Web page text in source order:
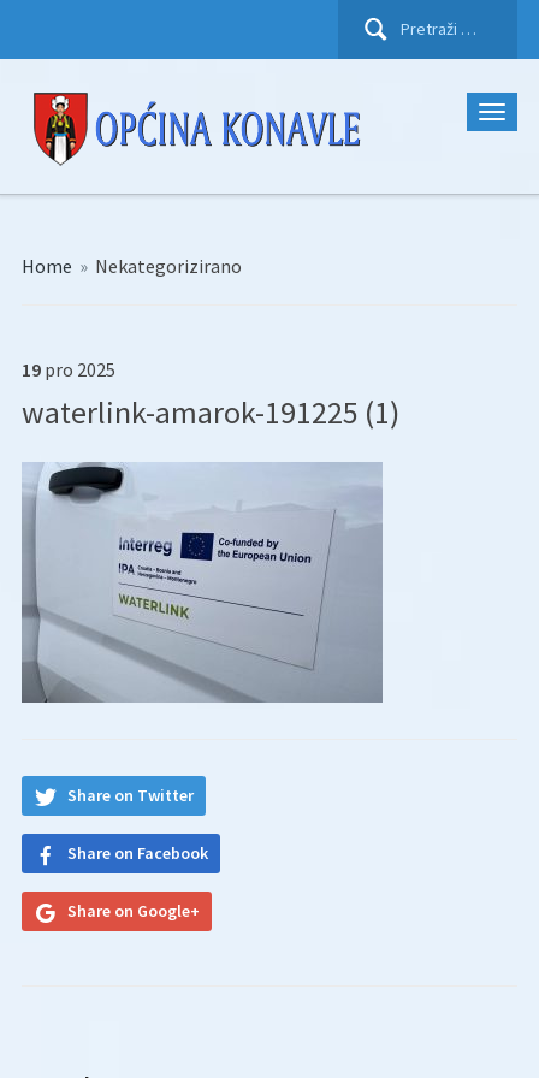
Pretraži:
Home » Nekategorizirano
19 pro 2025
waterlink-amarok-191225 (1)
Share on Twitter
Share on Facebook
Share on Google+